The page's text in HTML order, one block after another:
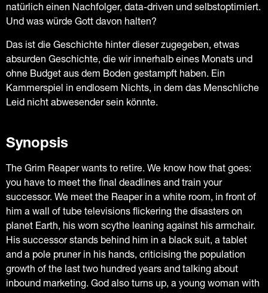
natürlich einen Nachfolger, data-driven und selbstoptimiert.
Und was würde Gott davon halten?
Das ist die Geschichte hinter dieser zugegeben, etwas
absurden Geschichte, die wir innerhalb eines Monats und
ohne Budget aus dem Boden gestampft haben. Ein
Kammerspiel in endlosem Nichts, in dem das Menschliche
Leid nicht abwesender sein könnte.
Synopsis
The Grim Reaper wants to retire. We know how that goes:
you have to meet the final deadlines and train your
successor. We meet the Reaper in a white room, in front of
him a wall of tube televisions flickering the disasters on
planet Earth, his worn scythe leaning against his armchair.
His successor stands behind him in a black suit, a tablet
and a pole pruner in his hands, criticising the population
growth of the last two hundred years and talking about
inbound marketing. God also turns up, a young woman with